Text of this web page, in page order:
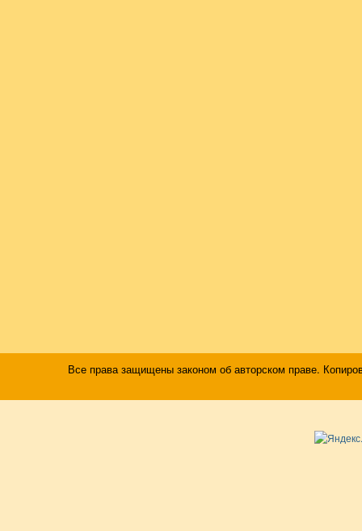
Все права защищены законом об авторском праве.